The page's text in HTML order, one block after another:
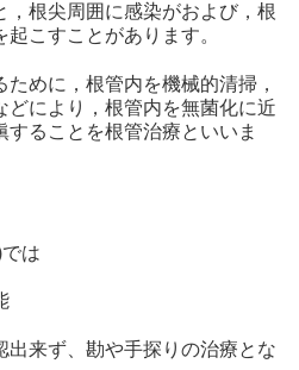
，根尖周囲に感染がおよび，根
こすことがあります。
めに，根管内を機械的清掃，
どにより，根管内を無菌化に近
ることを根管治療といいま
では
出来ず、勘や手探りの治療とな